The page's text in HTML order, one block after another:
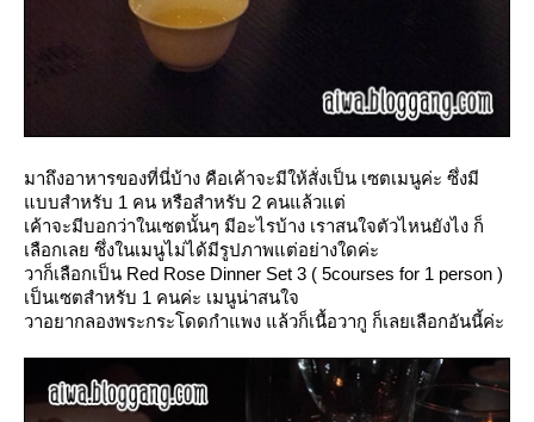
มาถึงอาหารของที่นี่บ้าง คือเค้าจะมีให้สั่งเป็น เซตเมนูค่ะ ซึ่งมี
บบสำหรับ 1 คน หรือสำหรับ 2 คนแล้วแต่
เค้าจะมีบอกว่าในเซตนั้นๆ มีอะไรบ้าง เราสนใจตัวไหนยังไง ก็
เลือกเลย ซึ่งในเมนูไม่ได้มีรูปภาพแต่อย่างใดค่ะ
วาก็เลือกเป็น Red Rose Dinner Set 3 ( 5courses for 1 person )
เป็นเซตสำหรับ 1 คนค่ะ เมนูน่าสนใจ
วาอยากลองพระกระโดดกำแพง แล้วก็เนื้อวากู ก็เลยเลือกอันนี้ค่ะ